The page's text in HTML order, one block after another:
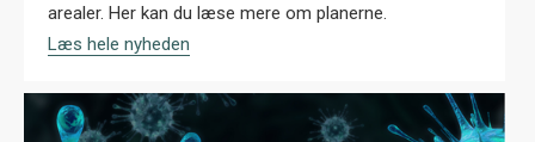
arealer. Her kan du læse mere om planerne.
Læs hele nyheden